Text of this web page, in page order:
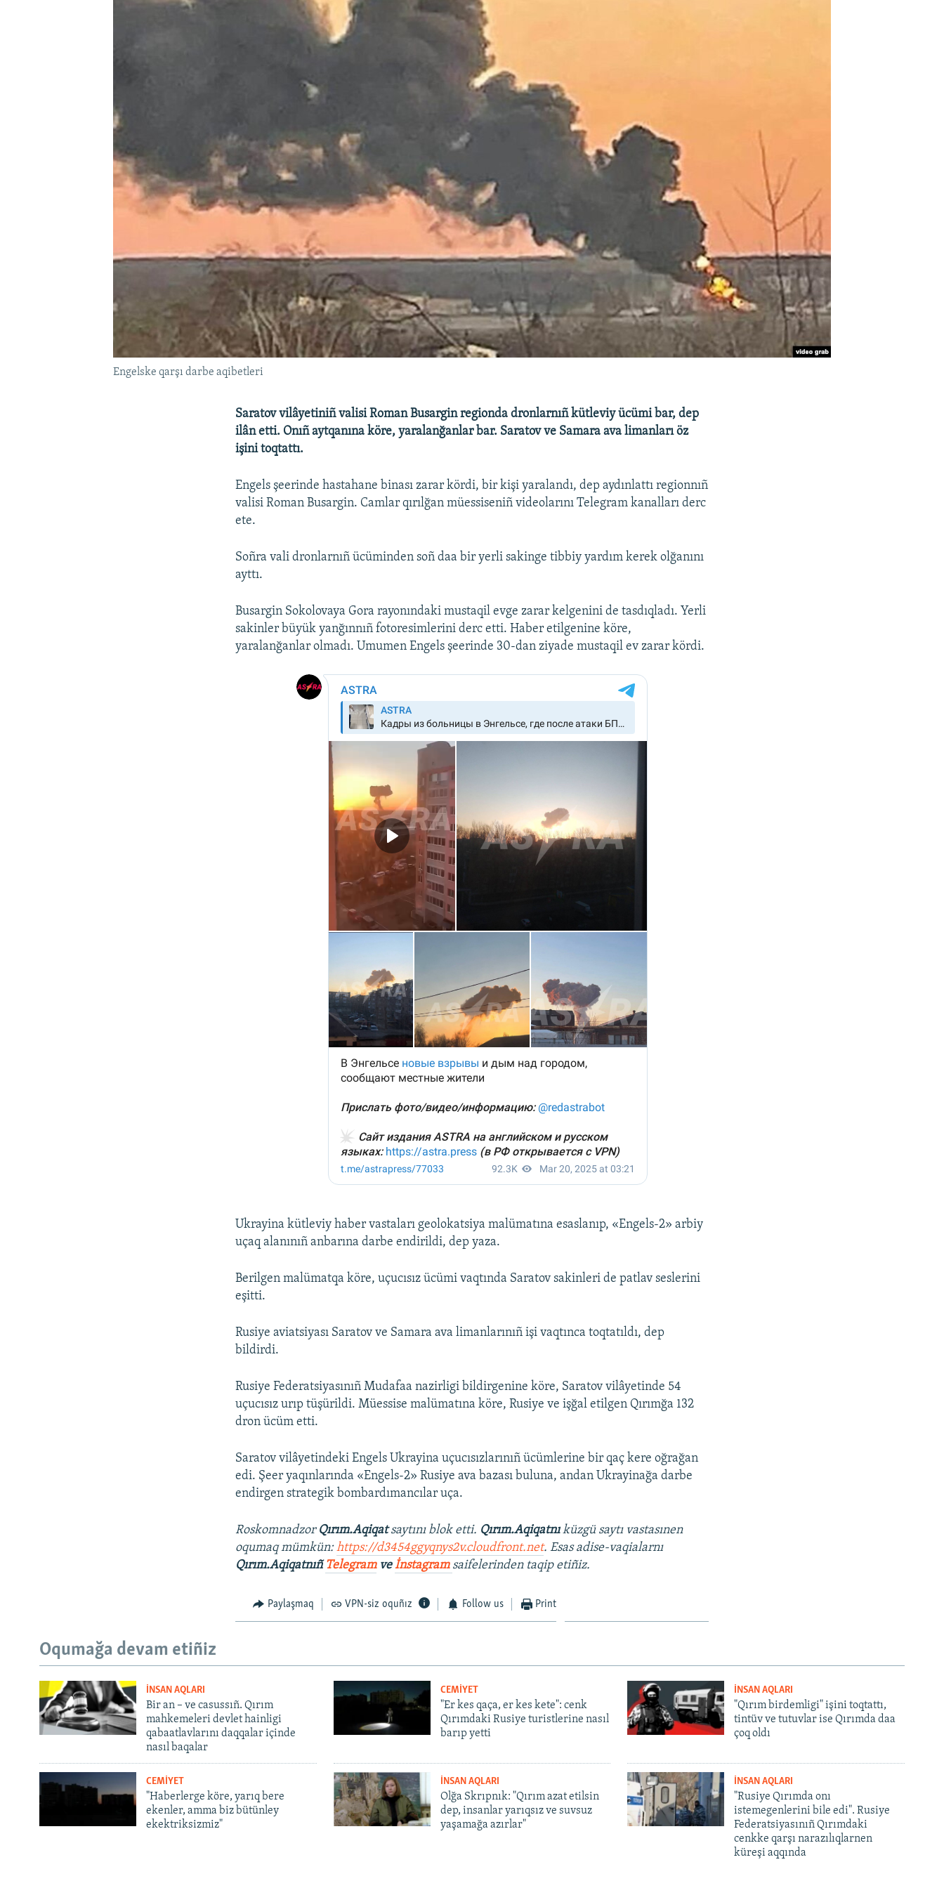
Engelske qarşı darbe aqibetleri
Saratov vilâyetiniñ valisi Roman Busargin regionda dronlarnıñ kütleviy ücümi bar, dep
ilân etti. Onıñ aytqanına köre, yaralanğanlar bar. Saratov ve Samara ava limanları öz
işini toqtattı.
Engels şeerinde hastahane binası zarar kördi, bir kişi yaralandı, dep aydınlattı regionnıñ
valisi Roman Busargin. Camlar qırılğan müessiseniñ videolarını Telegram kanalları derc
ete.
Soñra vali dronlarnıñ ücüminden soñ daa bir yerli sakinge tibbiy yardım kerek olğanını
ayttı.
Busargin Sokolovaya Gora rayonındaki mustaqil evge zarar kelgenini de tasdıqladı. Yerli
sakinler büyük yanğınnıñ fotoresimlerini derc etti. Haber etilgenine köre,
yaralanğanlar olmadı. Umumen Engels şeerinde 30-dan ziyade mustaqil ev zarar kördi.
Ukrayina kütleviy haber vastaları geolokatsiya malümatına esaslanıp, «Engels-2» arbiy
uçaq alanınıñ anbarına darbe endirildi, dep yaza.
Berilgen malümatqa köre, uçucısız ücümi vaqtında Saratov sakinleri de patlav seslerini
eşitti.
Rusiye aviatsiyası Saratov ve Samara ava limanlarınıñ işi vaqtınca toqtatıldı, dep
bildirdi.
Rusiye Federatsiyasınıñ Mudafaa nazirligi bildirgenine köre, Saratov vilâyetinde 54
uçucısız urıp tüşürildi. Müessise malümatına köre, Rusiye ve işğal etilgen Qırımğa 132
dron ücüm etti.
Saratov vilâyetindeki Engels Ukrayina uçucısızlarınıñ ücümlerine bir qaç kere oğrağan
edi. Şeer yaqınlarında «Engels-2» Rusiye ava bazası buluna, andan Ukrayinağa darbe
endirgen strategik bombardımancılar uça.
Roskomnadzor Qırım.Aqiqatsaytını blok etti. Qırım.Aqiqatnıküzgü saytı vastasınen
oqumaq mümkün:https://d3454ggyqnys2v.cloudfront.net. Esas adise-vaqialarnı
Qırım.AqiqatnıñTelegramveİnstagram saifelerinden taqip etiñiz.
Paylaşmaq VPN-siz oquñız Follow us Print
Oqumağa devam etiñiz
İNSAN AQLARI
Bir an – ve casussıñ. Qırım
mahkemeleri devlet hainligi
qabaatlavlarını daqqalar içinde
nasıl baqalar
CEMİYET
"Er kes qaça, er kes kete": cenk
Qırımdaki Rusiye turistlerine nasıl
barıp yetti
İNSAN AQLARI
"Qırım birdemligi" işini toqtattı,
tintüv ve tutuvlar ise Qırımda daa
çoq oldı
CEMİYET
"Haberlerge köre, yarıq bere
ekenler, amma biz bütünley
ekektriksizmiz"
İNSAN AQLARI
Olğa Skrıpnık: "Qırım azat etilsin
dep, insanlar yarıqsız ve suvsuz
yaşamağa azırlar"
İNSAN AQLARI
"Rusiye Qırımda onı
istemegenlerini bile edi". Rusiye
Federatsiyasınıñ Qırımdaki
cenkke qarşı narazılıqlarnen
küreşi aqqında